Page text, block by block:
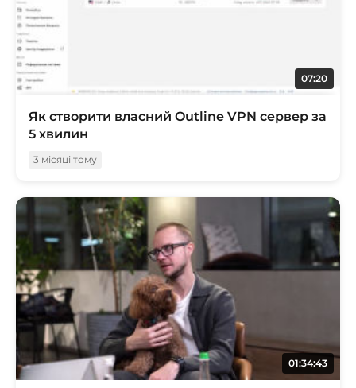
07:20
Як створити власний Outline VPN сервер за
5 хвилин
3 місяці тому
01:34:43